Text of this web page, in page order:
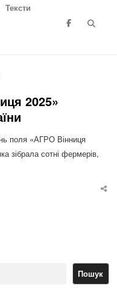
Тексти
2025»
поля «АГРО Вінниця
зібрала сотні фермерів,
Пошук